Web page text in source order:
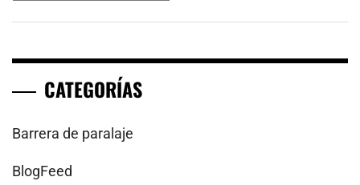
CATEGORÍAS
Barrera de paralaje
BlogFeed